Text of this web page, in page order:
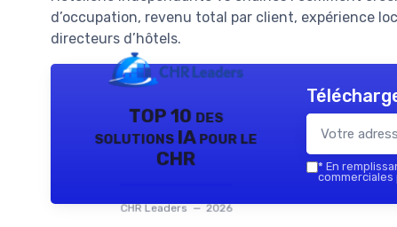
d’occupation, revenu total par client, expérience
directeurs d’hôtels.
TOP 10 des
solutions IA pour le
CHR
CHR Leaders — 2026
* En
commerciales